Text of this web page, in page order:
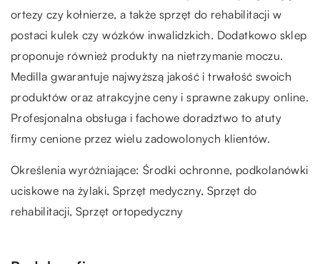
ortezy czy kołnierze, a także sprzęt do rehabilitacji w
postaci kulek czy wózków inwalidzkich. Dodatkowo sklep
proponuje również produkty na nietrzymanie moczu.
Medilla gwarantuje najwyższą jakość i trwałość swoich
produktów oraz atrakcyjne ceny i sprawne zakupy online.
Profesjonalna obsługa i fachowe doradztwo to atuty
firmy cenione przez wielu zadowolonych klientów.
Określenia wyróżniające: Środki ochronne, podkolanówki
uciskowe na żylaki, Sprzęt medyczny, Sprzęt do
rehabilitacji, Sprzęt ortopedyczny